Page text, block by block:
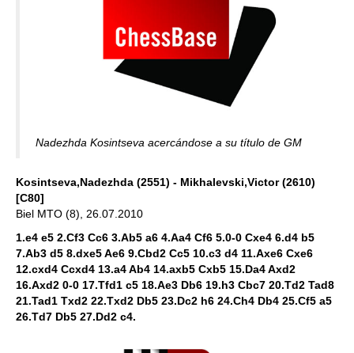
Nadezhda Kosintseva acercándose a su título de GM
Kosintseva,Nadezhda (2551) - Mikhalevski,Victor (2610)
[C80]
Biel MTO (8), 26.07.2010
1.e4 e5 2.Cf3 Cc6 3.Ab5 a6 4.Aa4 Cf6 5.0-0 Cxe4 6.d4 b5
7.Ab3 d5 8.dxe5 Ae6 9.Cbd2 Cc5 10.c3 d4 11.Axe6 Cxe6
12.cxd4 Ccxd4 13.a4 Ab4 14.axb5 Cxb5 15.Da4 Axd2
16.Axd2 0-0 17.Tfd1 c5 18.Ae3 Db6 19.h3 Cbc7 20.Td2 Tad8
21.Tad1 Txd2 22.Txd2 Db5 23.Dc2 h6 24.Ch4 Db4 25.Cf5 a5
26.Td7 Db5 27.Dd2 c4.